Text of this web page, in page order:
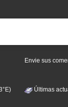
Envie sus
Últimas